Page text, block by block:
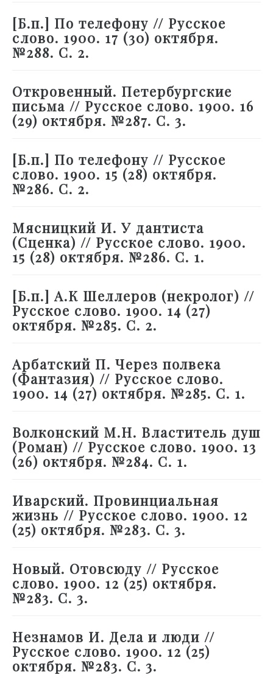
[Б.п.] По телефону // Русское
слово. 1900. 17 (30) октября.
№288. С. 2.
Откровенный. Петербургские
письма // Русское слово. 1900. 16
(29) октября. №287. С. 3.
[Б.п.] По телефону // Русское
слово. 1900. 15 (28) октября.
№286. С. 2.
Мясницкий И. У дантиста
(Сценка) // Русское слово. 1900.
15 (28) октября. №286. С. 1.
[Б.п.] А.К Шеллеров (некролог) //
Русское слово. 1900. 14 (27)
октября. №285. С. 2.
Арбатский П. Через полвека
(Фантазия) // Русское слово.
1900. 14 (27) октября. №285. С. 1.
Волконский М.Н. Властитель душ
(Роман) // Русское слово. 1900. 13
(26) октября. №284. С. 1.
Иварский. Провинциальная
жизнь // Русское слово. 1900. 12
(25) октября. №283. С. 3.
Новый. Отовсюду // Русское
слово. 1900. 12 (25) октября.
№283. С. 3.
Незнамов И. Дела и люди //
Русское слово. 1900. 12 (25)
октября. №283. С. 3.